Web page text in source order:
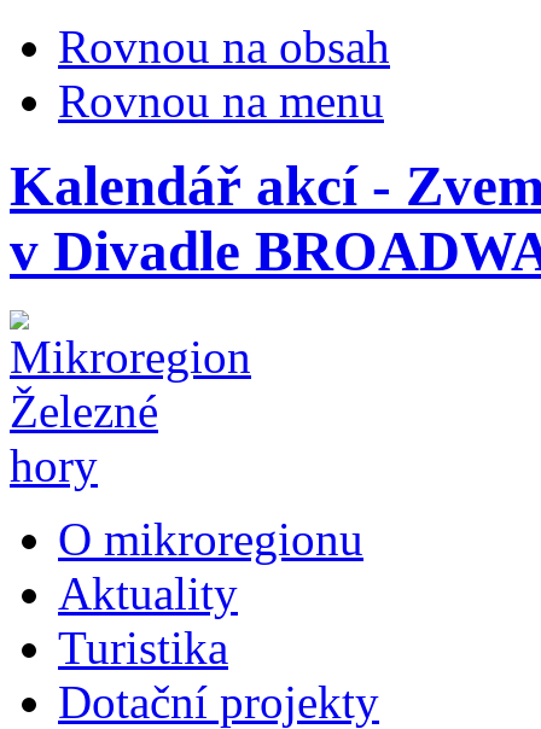
Rovnou na obsah
Rovnou na menu
Kalendář akcí -
v Divadle
O mikroregionu
Aktuality
Turistika
Dotační projekty